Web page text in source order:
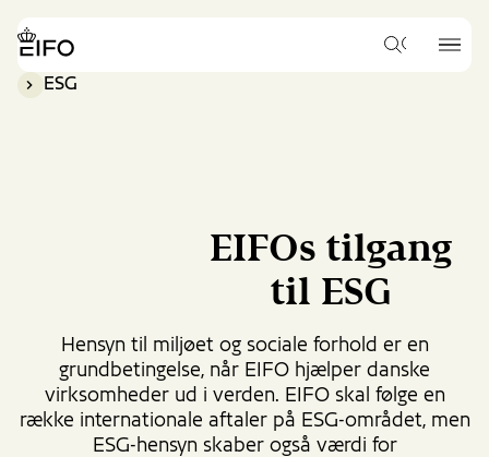
main
content
Label}}
Hvad
ESG
EIFOs tilgang
til ESG
Hensyn til miljøet og sociale forhold er en
grundbetingelse, når EIFO hjælper danske
virksomheder ud i verden. EIFO skal følge en
række internationale aftaler på ESG-området, men
ESG-hensyn skaber også værdi for